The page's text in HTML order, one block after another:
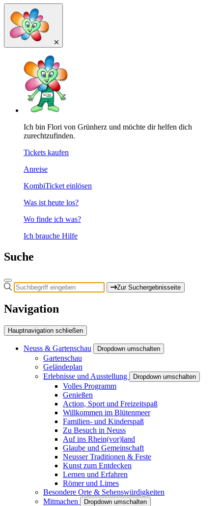
Ich bin Flori von Grünherz und möchte dir helfen dich
zurechtzufinden.
Tickets kaufen
Anreise
KombiTicket einlösen
Was ist heute los?
Wo finde ich was?
Ich brauche Hilfe
Suche
Zur Suchergebnisseite
Navigation
Hauptnavigation schließen
Neuss & Gartenschau Dropdown umschalten
Gartenschau
Geländeplan
Erlebnisse und Ausstellung
Dropdown umschalten
Volles Programm
Genießen
Action, Sport und Freizeitspaß
Willkommen im Blütenmeer
Familien- und Kinderspaß
Zu Besuch in Neuss
Auf ins Rhein(vor)land
Glaube und Gemeinschaft
Neusser Traditionen & Feste
Kunst zum Entdecken
Lernen und Erfahren
Römer und Limes
Besondere Orte & Sehenswürdigkeiten
Mitmachen
Dropdown umschalten